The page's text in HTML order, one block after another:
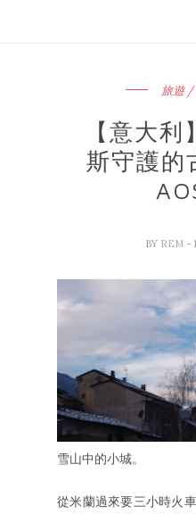
旅遊 /
【意大
斯守護的
BY REM -
雪山中的小城。
從米蘭過來要三小時火